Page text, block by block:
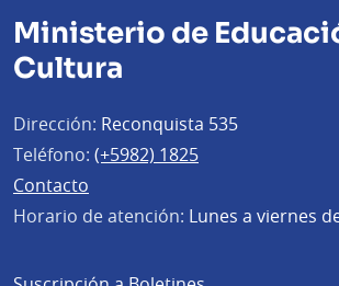
Ministerio de
Cultura
Dirección: Reconquista 535
Teléfono: (+5982) 1825
Contacto
Horario de atención: Lunes a viernes